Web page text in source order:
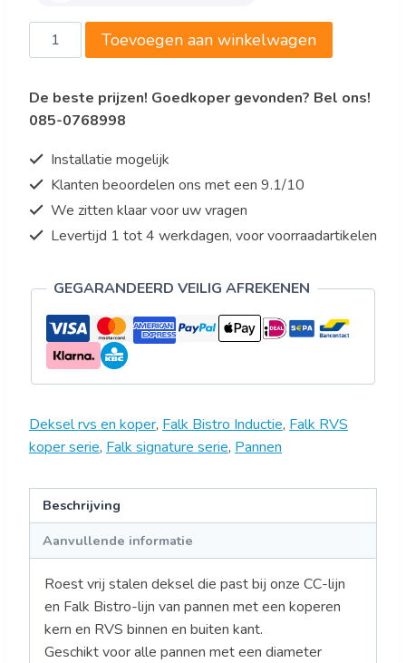
Falk
Deksel,
Ø280,
RVS
aantal
Toevoegen aan winkelwagen
De beste prijzen! Goedkoper gevonden? Bel ons!
085-0768998
Installatie mogelijk
Klanten beoordelen ons met een 9.1/10
We zitten klaar voor uw vragen
Levertijd 1 tot 4 werkdagen, voor voorraadartikelen
GEGARANDEERD VEILIG AFREKENEN
Deksel rvs en koper, Falk Bistro Inductie, Falk RVS
koper serie, Falk signature serie, Pannen
Beschrijving
Aanvullende informatie
Roest vrij stalen deksel die past bij onze CC-lijn
en Falk Bistro-lijn van pannen met een koperen
kern en RVS binnen en buiten kant.
Geschikt voor alle pannen met een diameter